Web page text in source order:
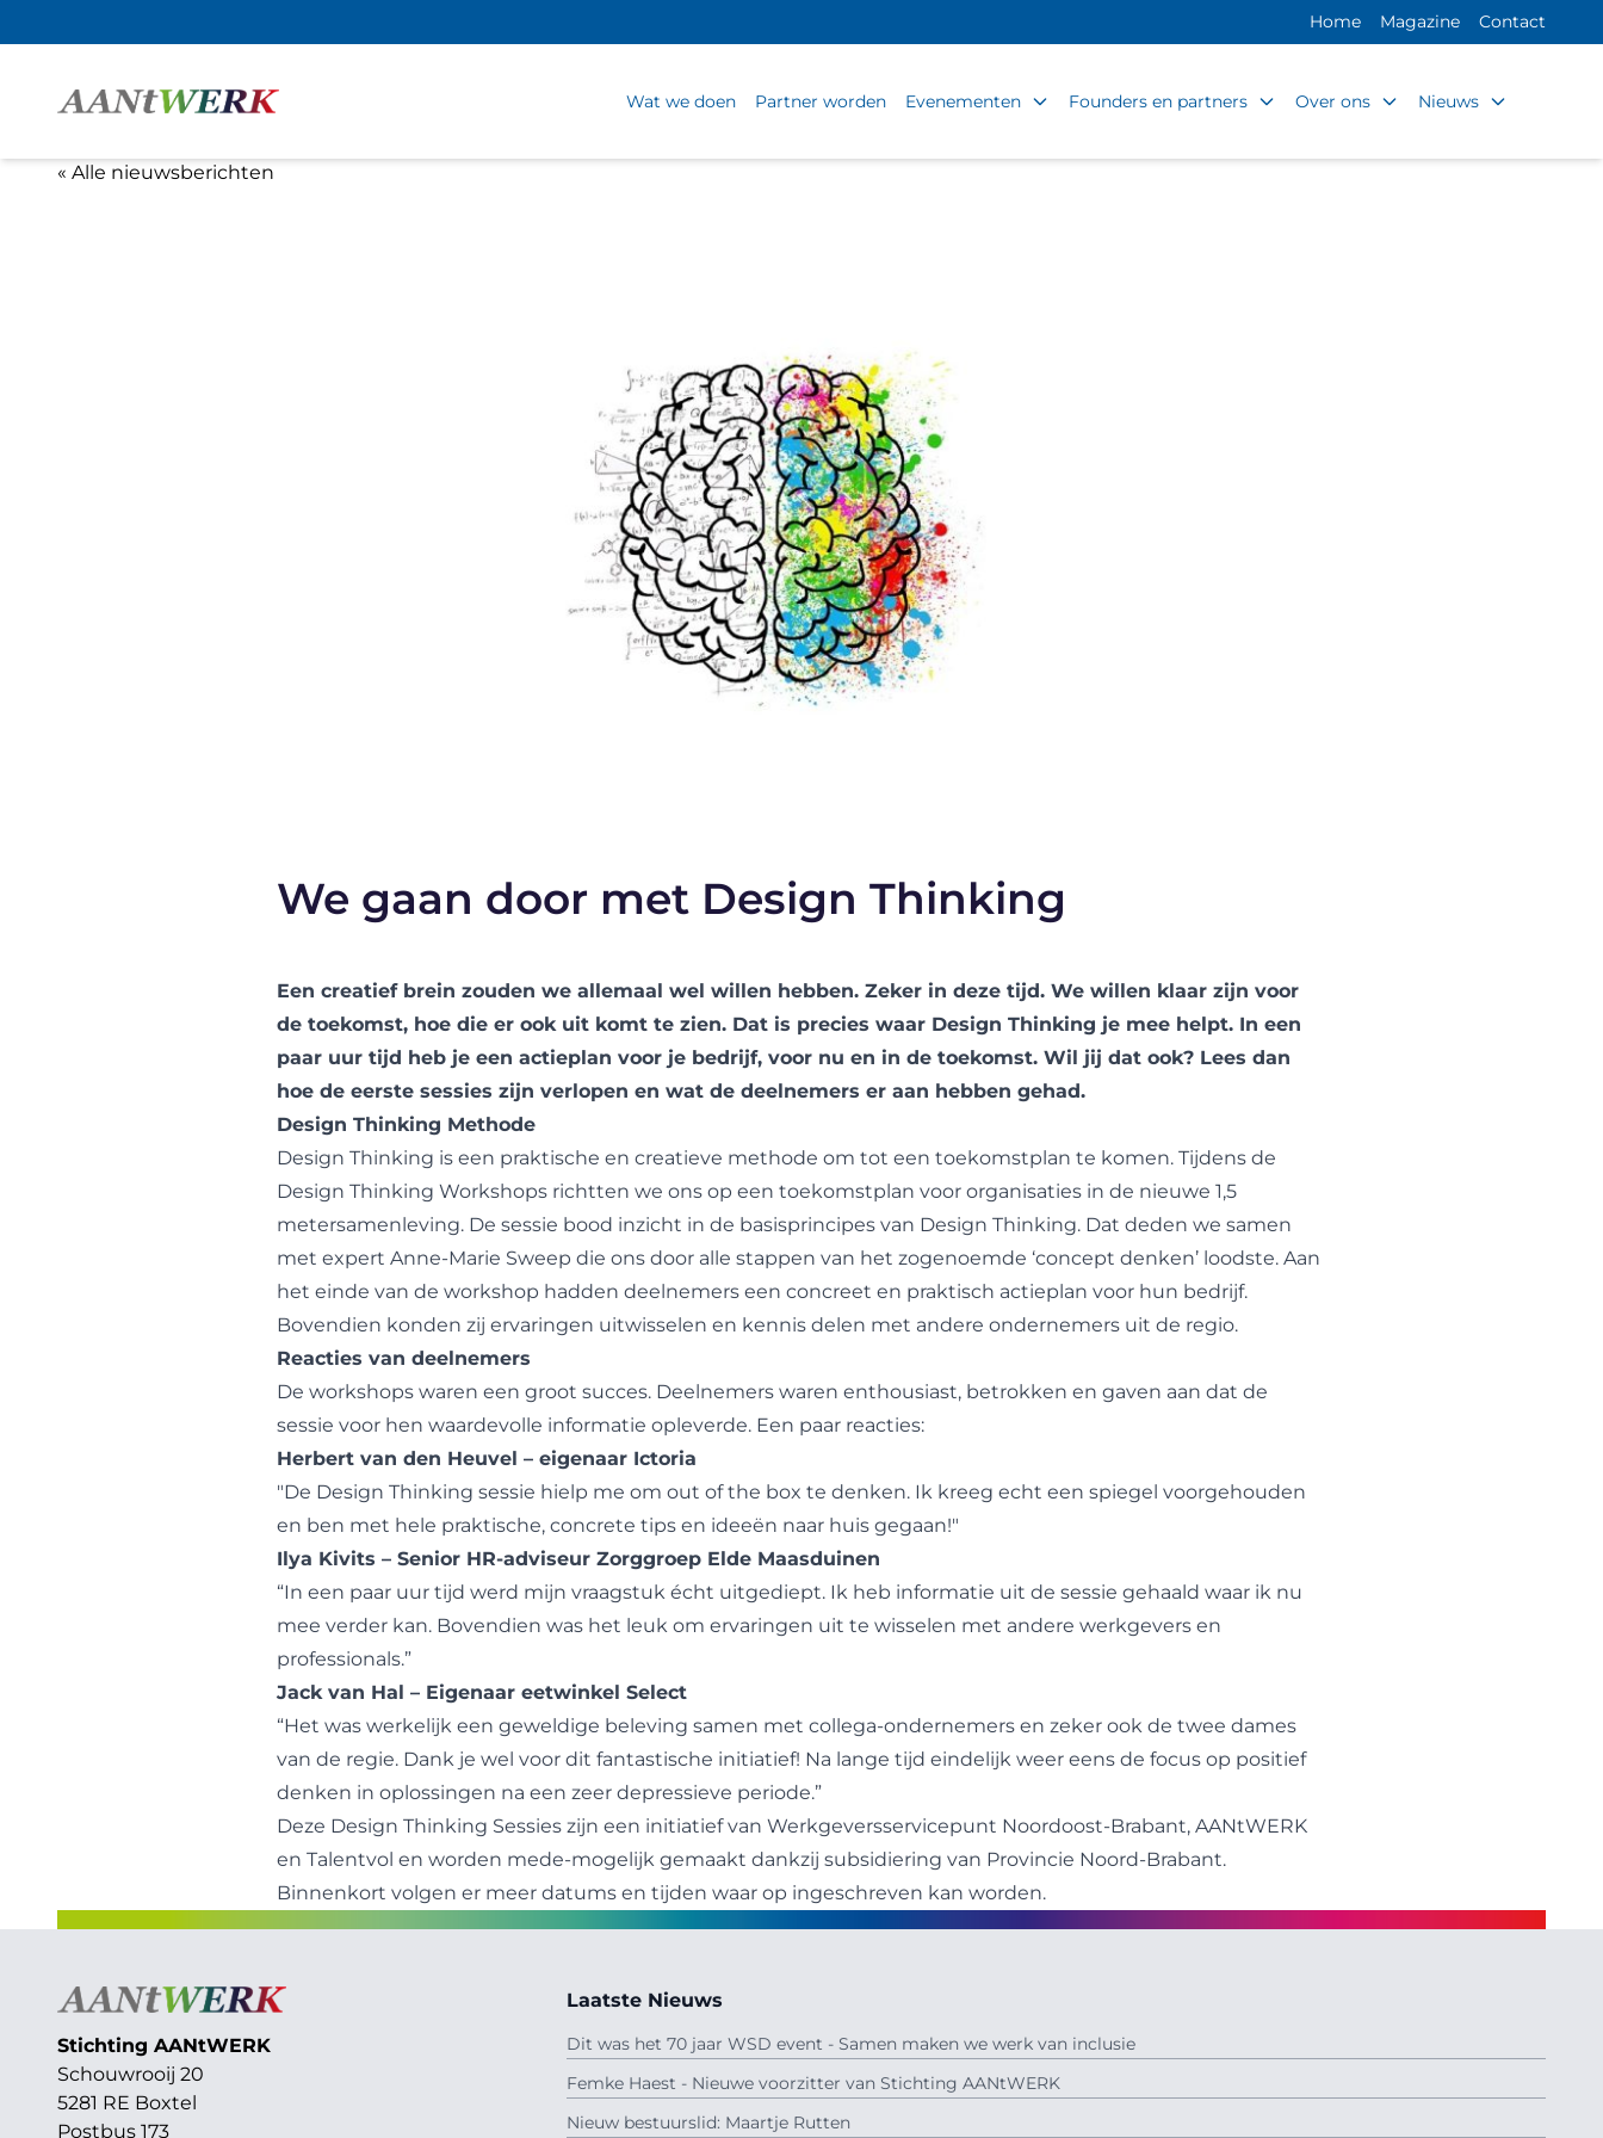
Home Magazine Contact
Wat we doen Partner worden Evenementen Founders en partners Over ons Nieuws
« Alle nieuwsberichten
We gaan door met Design Thinking
Een creatief brein zouden we allemaal wel willen hebben. Zeker in deze tijd. We willen klaar zijn voor
de toekomst, hoe die er ook uit komt te zien. Dat is precies waar Design Thinking je mee helpt. In een
paar uur tijd heb je een actieplan voor je bedrijf, voor nu en in de toekomst. Wil jij dat ook? Lees dan
hoe de eerste sessies zijn verlopen en wat de deelnemers er aan hebben gehad.
Design Thinking Methode
Design Thinking is een praktische en creatieve methode om tot een toekomstplan te komen. Tijdens de
Design Thinking Workshops richtten we ons op een toekomstplan voor organisaties in de nieuwe 1,5
metersamenleving. De sessie bood inzicht in de basisprincipes van Design Thinking. Dat deden we samen
met expert Anne-Marie Sweep die ons door alle stappen van het zogenoemde ‘concept denken’ loodste. Aan
het einde van de workshop hadden deelnemers een concreet en praktisch actieplan voor hun bedrijf.
Bovendien konden zij ervaringen uitwisselen en kennis delen met andere ondernemers uit de regio.
Reacties van deelnemers
De workshops waren een groot succes. Deelnemers waren enthousiast, betrokken en gaven aan dat de
sessie voor hen waardevolle informatie opleverde. Een paar reacties:
Herbert van den Heuvel – eigenaar Ictoria
"De Design Thinking sessie hielp me om out of the box te denken. Ik kreeg echt een spiegel voorgehouden
en ben met hele praktische, concrete tips en ideeën naar huis gegaan!"
Ilya Kivits – Senior HR-adviseur Zorggroep Elde Maasduinen
“In een paar uur tijd werd mijn vraagstuk écht uitgediept. Ik heb informatie uit de sessie gehaald waar ik nu
mee verder kan. Bovendien was het leuk om ervaringen uit te wisselen met andere werkgevers en
professionals.”
Jack van Hal – Eigenaar eetwinkel Select
“Het was werkelijk een geweldige beleving samen met collega-ondernemers en zeker ook de twee dames
van de regie. Dank je wel voor dit fantastische initiatief! Na lange tijd eindelijk weer eens de focus op positief
denken in oplossingen na een zeer depressieve periode.”
Deze Design Thinking Sessies zijn een initiatief van Werkgeversservicepunt Noordoost-Brabant, AANtWERK
en Talentvol en worden mede-mogelijk gemaakt dankzij subsidiering van Provincie Noord-Brabant.
Binnenkort volgen er meer datums en tijden waar op ingeschreven kan worden.
Stichting AANtWERK
Schouwrooij 20
5281 RE Boxtel
Postbus 173
Laatste Nieuws
Dit was het 70 jaar WSD event - Samen maken we werk van inclusie
Femke Haest - Nieuwe voorzitter van Stichting AANtWERK
Nieuw bestuurslid: Maartje Rutten